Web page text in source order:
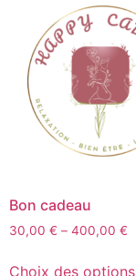
Bon cadeau
30,00 € – 400,00 €
Choix des options